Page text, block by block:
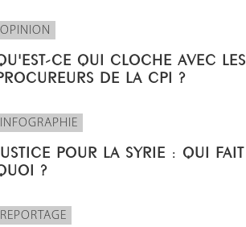
OPINION
CE QUI CLOCHE AVEC LES
DE LA CPI ?
INFOGRAPHIE
JUSTICE POUR LA SYRIE : QUI FAIT
?
REPORTAGE